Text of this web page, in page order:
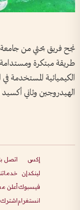
نجح فريق بحثي من جامعة
طريقة مبتكرة ومستدامة
الكيميائية المستخدمة
الهيدروجين وثاني أكسيد
إكس
لينكدإن
فيسبوك
انستغرام
اتصل
أعلن
اشترك